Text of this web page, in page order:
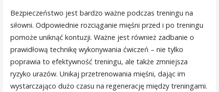
Bezpieczeństwo jest bardzo ważne podczas treningu na
siłowni. Odpowiednie rozciąganie mięśni przed i po treningu
pomoże uniknąć kontuzji. Ważne jest również zadbanie o
prawidłową technikę wykonywania ćwiczeń – nie tylko
poprawia to efektywność treningu, ale także zmniejsza
ryzyko urazów. Unikaj przetrenowania mięśni, dając im
wystarczająco dużo czasu na regenerację między treningami.